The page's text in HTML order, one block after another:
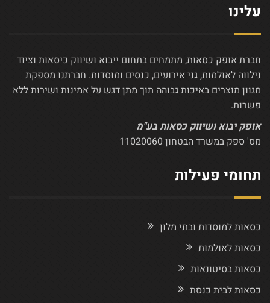
עלינו
חברת אופק כסאות, מתמחים בתחום ייבוא ושיווק כיסאות וציוד
נילווה לאולמות, גני אירועים, כנסים ומוסדות. חברתנו מספקת
מגוון מוצרים באיכות גבוהה תוך מתן דגש על אמינות ושירות ללא
פשרות.
אופק יבוא ושיווק כסאות בע"מ
מס' ספק במשרד הבטחון 11020060
תחומי פעילות
כסאות למוסדות ובתי מלון
כסאות לאולמות
כסאות בסיטונאות
כסאות לבית כנסת